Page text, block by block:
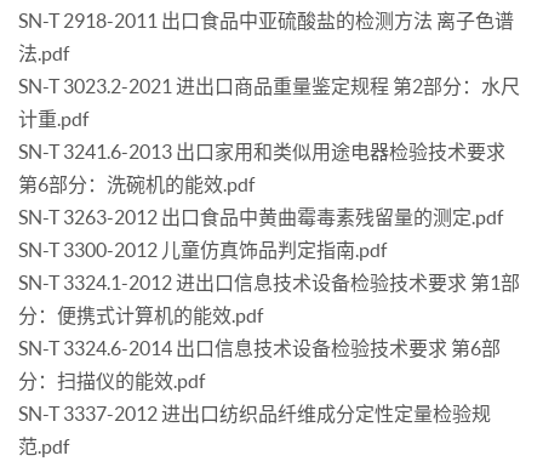
SN-T 2918-2011 出口食品中亚硫酸盐的检测方法 离子色谱
法.pdf
SN-T 3023.2-2021 进出口商品重量鉴定规程 第2部分：水尺
计重.pdf
SN-T 3241.6-2013 出口家用和类似用途电器检验技术要求
第6部分：洗碗机的能效.pdf
SN-T 3263-2012 出口食品中黄曲霉毒素残留量的测定.pdf
SN-T 3300-2012 儿童仿真饰品判定指南.pdf
SN-T 3324.1-2012 进出口信息技术设备检验技术要求 第1部
分：便携式计算机的能效.pdf
SN-T 3324.6-2014 出口信息技术设备检验技术要求 第6部
分：扫描仪的能效.pdf
SN-T 3337-2012 进出口纺织品纤维成分定性定量检验规
范.pdf